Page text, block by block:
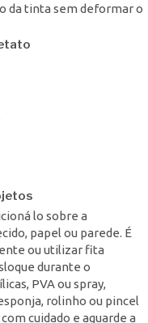
da tinta sem deformar o
lo sobre a
papel ou parede. É
ou utilizar fita
durante o
PVA ou spray,
rolinho ou pincel
cuidado e aguarde a